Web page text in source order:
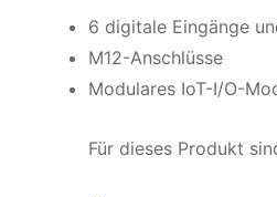
6 digitale Eingänge
M12-Anschlüsse
Modulares IoT-I/O-
Für dieses Produkt